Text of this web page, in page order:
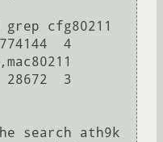
cfg80211
4
3
search ath9k